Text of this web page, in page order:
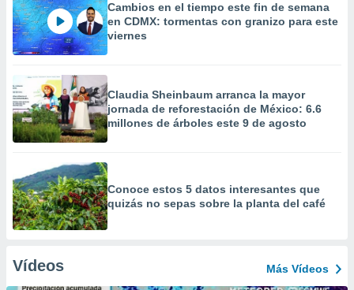
Cambios en el tiempo este fin de semana
en CDMX: tormentas con granizo para este
viernes
Claudia Sheinbaum arranca la mayor
jornada de reforestación de México: 6.6
millones de árboles este 9 de agosto
Conoce estos 5 datos interesantes que
quizás no sepas sobre la planta del café
Vídeos Más Vídeos